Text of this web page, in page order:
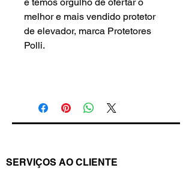
melhor e mais vendido protetor
de elevador, marca Protetores
Polli.
SERVIÇOS AO CLIENTE